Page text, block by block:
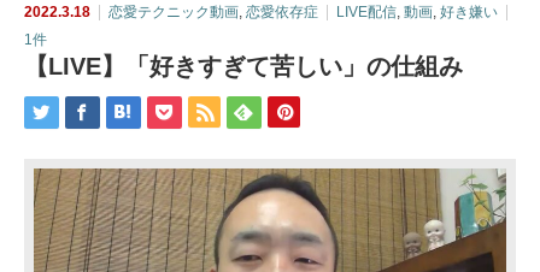
2022.3.18 恋愛テクニック動画 恋愛依存症 LIVE配信 動画 好き嫌い
1件
【LIVE】「好きすぎて苦しい」の仕組み